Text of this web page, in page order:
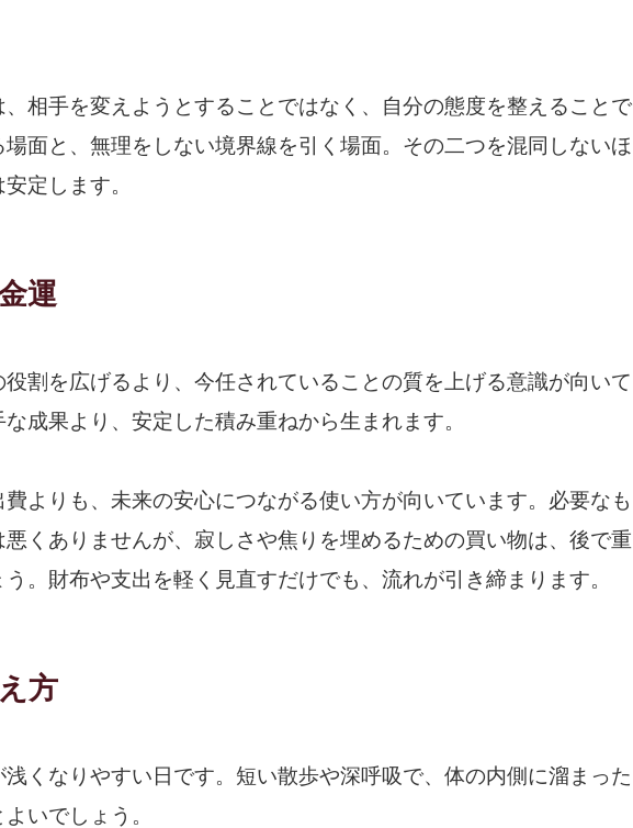
、相手を変えようとすることではなく、自分の態度を整えることで
面と、無理をしない境界線を引く場面。その二つを混同しないほ
定します。
運
割を広げるより、今任されていることの質を上げる意識が向いて
成果より、安定した積み重ねから生まれます。
よりも、未来の安心につながる使い方が向いています。必要なも
くありませんが、寂しさや焦りを埋めるための買い物は、後で重
。財布や支出を軽く見直すだけでも、流れが引き締まります。
方
くなりやすい日です。短い散歩や深呼吸で、体の内側に溜まった
いでしょう。